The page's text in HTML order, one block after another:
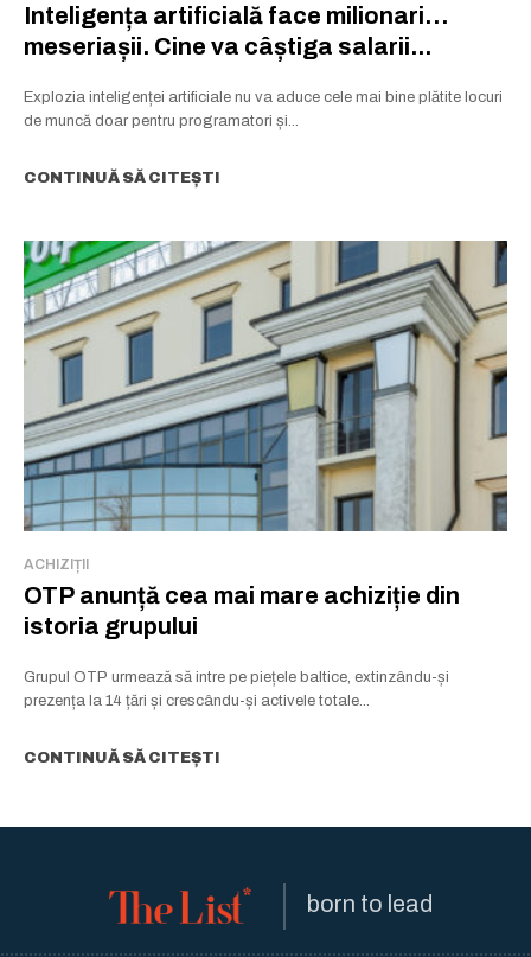
Inteligența artificială face milionari…
meseriașii. Cine va câștiga salarii...
Explozia inteligenței artificiale nu va aduce cele mai bine plătite locuri
de muncă doar pentru programatori și...
CONTINUĂ SĂ CITEȘTI
ACHIZIȚII
OTP anunță cea mai mare achiziție din
istoria grupului
Grupul OTP urmează să intre pe piețele baltice, extinzându-și
prezența la 14 țări și crescându-și activele totale...
CONTINUĂ SĂ CITEȘTI
born to lead